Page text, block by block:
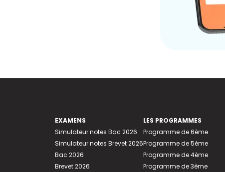
EXAMENS
Simulateur notes Bac 2026
Simulateur notes Brevet 2026
Bac 2026
Brevet 2026
LES PROGRAMMES
Programme de 6ème
Programme de 5ème
Programme de 4ème
Programme de 3ème